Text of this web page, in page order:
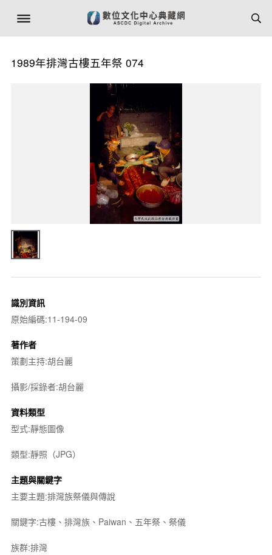
1989年排灣古樓五年祭 074
識別資訊
原始編碼:11-194-09
著作者
策劃主持:胡台麗
攝影/採錄者:胡台麗
資料類型
型式:靜態圖像
類型:靜照（JPG）
主題與關鍵字
主要主題:排灣族祭儀與傳說
關鍵字:古樓、排灣族、Paiwan、五年祭、祭儀
族群:排灣